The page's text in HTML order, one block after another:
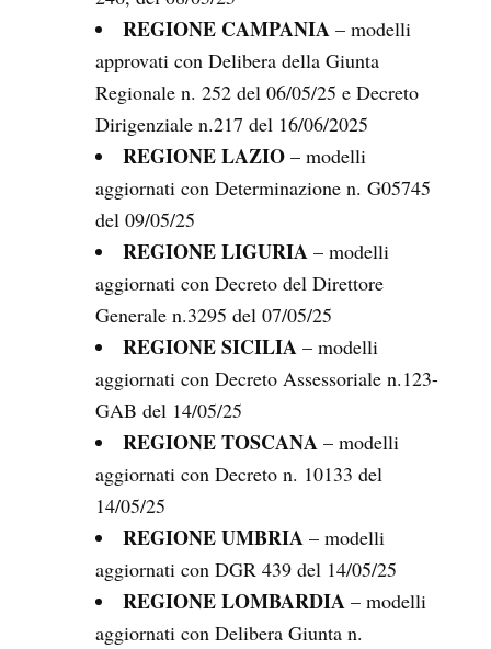
REGIONE CAMPANIA – modelli
approvati con Delibera della Giunta
Regionale n. 252 del 06/05/25 e Decreto
Dirigenziale n.217 del 16/06/2025
REGIONE LAZIO – modelli
aggiornati con Determinazione n. G05745
del 09/05/25
REGIONE LIGURIA – modelli
aggiornati con Decreto del Direttore
Generale n.3295 del 07/05/25
REGIONE SICILIA – modelli
aggiornati con Decreto Assessoriale n.123-
GAB del 14/05/25
REGIONE TOSCANA – modelli
aggiornati con Decreto n. 10133 del
14/05/25
REGIONE UMBRIA – modelli
aggiornati con DGR 439 del 14/05/25
REGIONE LOMBARDIA – modelli
aggiornati con Delibera Giunta n.